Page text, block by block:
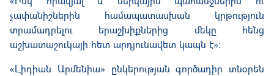
չափանիշներին համապատասխան կրթություն
տրամադրելու երաշխիքներից մեկը հենց
աշխատաշուկայի հետ արդյունավետ կապն է»։
«Լիդիան Արմենիա» ընկերության գործադիր տնօրեն